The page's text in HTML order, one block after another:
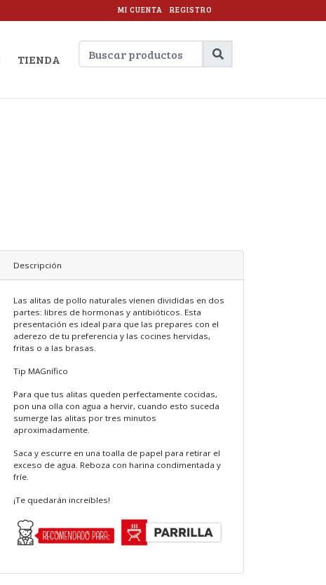
MI CUENTA REGISTRO
TIENDA
Descripción
Las alitas de pollo naturales vienen divididas en dos
partes: libres de hormonas y antibióticos. Esta
presentación es ideal para que las prepares con el
aderezo de tu preferencia y las cocines hervidas,
fritas o a las brasas.
Tip MAGnífico
Para que tus alitas queden perfectamente cocidas,
pon una olla con agua a hervir, cuando esto suceda
sumerge las alitas por tres minutos
aproximadamente.
Saca y escurre en una toalla de papel para retirar el
exceso de agua. Reboza con harina condimentada y
fríe.
¡Te quedarán increíbles!